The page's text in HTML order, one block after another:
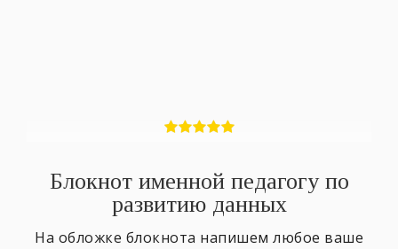
Блокнот именной педагогу по
развитию данных
На обложке блокнота напишем любое ваше